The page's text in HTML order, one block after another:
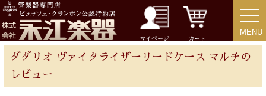
マイページ カート
MENU
MENU
ダダリオ ヴァイタライザーリードケース マルチの
レビュー
ストラップ
ミュート
楽器ケース＆ケースカバー